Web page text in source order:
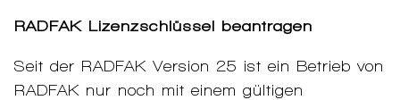
RADFAK Lizenzschlüssel beantragen
Seit der RADFAK Version 25 ist ein Betrieb von
RADFAK nur noch mit einem gültigen